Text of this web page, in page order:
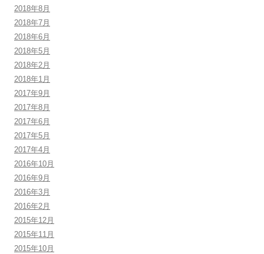
2018年8月
2018年7月
2018年6月
2018年5月
2018年2月
2018年1月
2017年9月
2017年8月
2017年6月
2017年5月
2017年4月
2016年10月
2016年9月
2016年3月
2016年2月
2015年12月
2015年11月
2015年10月